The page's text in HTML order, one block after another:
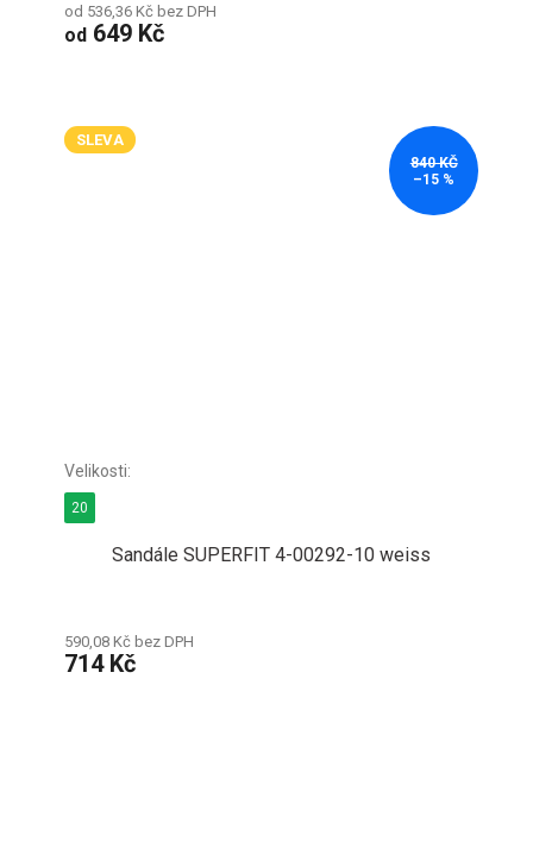
od 536,36 Kč bez DPH
od 649 Kč
SLEVA
840 KČ
–15 %
Sandále SUPERFIT 4-00292-10 weiss
590,08 Kč bez DPH
714 Kč
20